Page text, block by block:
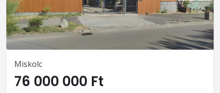
Miskolc
76 000 000 Ft